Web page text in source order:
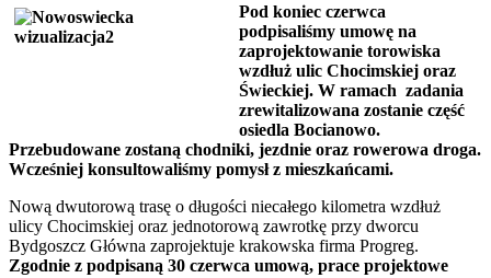
Pod koniec czerwca
podpisaliśmy umowę na
zaprojektowanie torowiska
wzdłuż ulic Chocimskiej oraz
Świeckiej. W ramach zadania
zrewitalizowana zostanie część
osiedla Bocianowo.
Przebudowane zostaną chodniki, jezdnie oraz rowerowa droga.
Wcześniej konsultowaliśmy pomysł z mieszkańcami.
Nową dwutorową trasę o długości niecałego kilometra wzdłuż
ulicy Chocimskiej oraz jednotorową zawrotkę przy dworcu
Bydgoszcz Główna zaprojektuje krakowska firma Progreg.
Zgodnie z podpisaną 30 czerwca umową, prace projektowe